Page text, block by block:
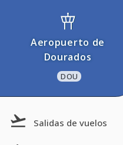
Aeropuerto de
Dourados
DOU
Salidas de vuelos